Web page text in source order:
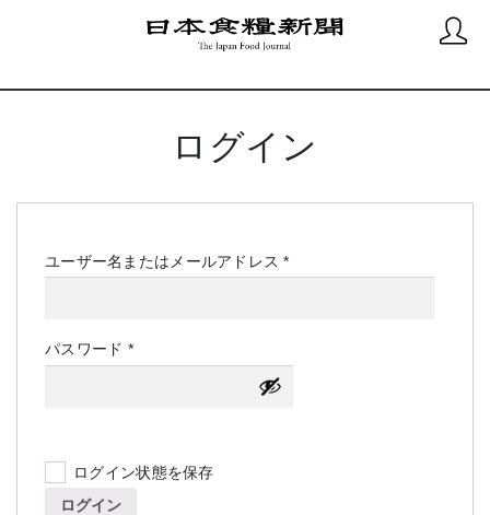
ログイン
ユーザー名またはメールアドレス*必
パスワード *必
須
ログイン状態を保存
ログイン